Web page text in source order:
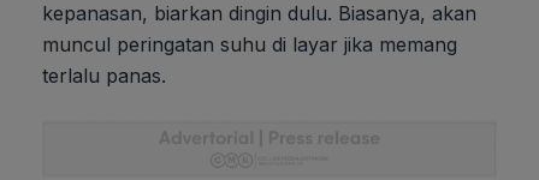
kepanasan, biarkan dingin dulu. Biasanya, akan
muncul peringatan suhu di layar jika memang
terlalu panas.